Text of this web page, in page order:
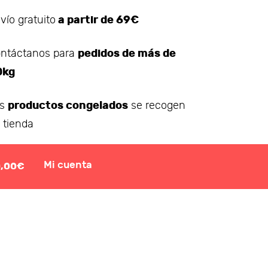
gratuito a partir de 69€
para pedidos de más de
productos congeladosse recogen
tienda
Mi cuenta